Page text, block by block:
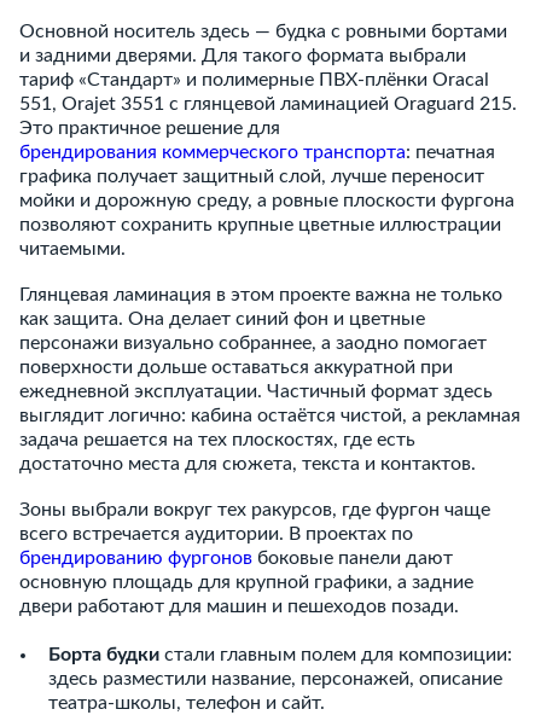
Основной носитель здесь — будка с ровными бортами
и задними дверями. Для такого формата выбрали
тариф «Стандарт» и полимерные ПВХ-плёнки Oracal
551, Orajet 3551 с глянцевой ламинацией Oraguard 215.
Это практичное решение для
брендирования коммерческого транспорта: печатная
графика получает защитный слой, лучше переносит
мойки и дорожную среду, а ровные плоскости фургона
позволяют сохранить крупные цветные иллюстрации
читаемыми.
Глянцевая ламинация в этом проекте важна не только
как защита. Она делает синий фон и цветные
персонажи визуально собраннее, а заодно помогает
поверхности дольше оставаться аккуратной при
ежедневной эксплуатации. Частичный формат здесь
выглядит логично: кабина остаётся чистой, а рекламная
задача решается на тех плоскостях, где есть
достаточно места для сюжета, текста и контактов.
Зоны выбрали вокруг тех ракурсов, где фургон чаще
всего встречается аудитории. В проектах по
брендированию фургонов боковые панели дают
основную площадь для крупной графики, а задние
двери работают для машин и пешеходов позади.
Борта будки стали главным полем для композиции:
здесь разместили название, персонажей, описание
театра-школы, телефон и сайт.